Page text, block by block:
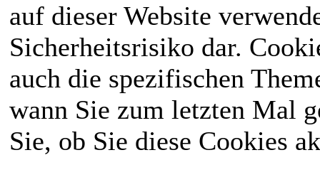
auf dieser Website
Sicherheitsrisiko dar.
auch die spezifischen
wann Sie zum letzten Mal
Sie, ob Sie diese Cookies